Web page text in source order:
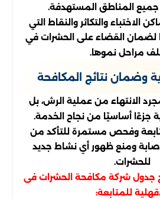
المناطق المستهدفة.
الاختباء والتكاثر والنقاط التي
لضمان القضاء على الحشرات في
مراحل نموها.
وضمان نتائج المكافحة
الانتهاء من عملية الرش، بل
جزءًا أساسيًا من نجاح الخدمة.
وفحص مستمرة للتأكد من
ومنع ظهور أي نشاط جديد
للحشرات.
جدول شركة مكافحة الحشرات فى
للمتابعة: